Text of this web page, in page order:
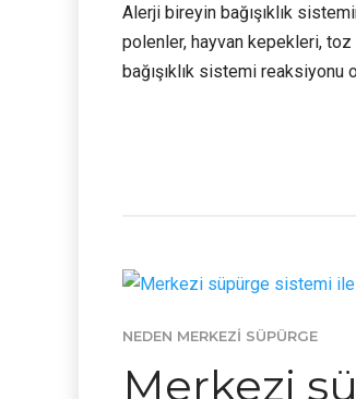
Alerji bireyin bağışıklık
polenler, hayvan kepekleri, toz
bağışıklık sistemi
NEDEN MERKEZI SÜPÜRGE
Merkezi